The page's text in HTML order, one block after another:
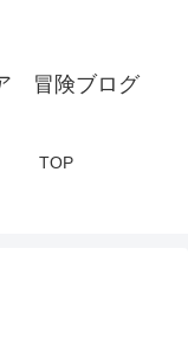
冒険ブログ
TOP